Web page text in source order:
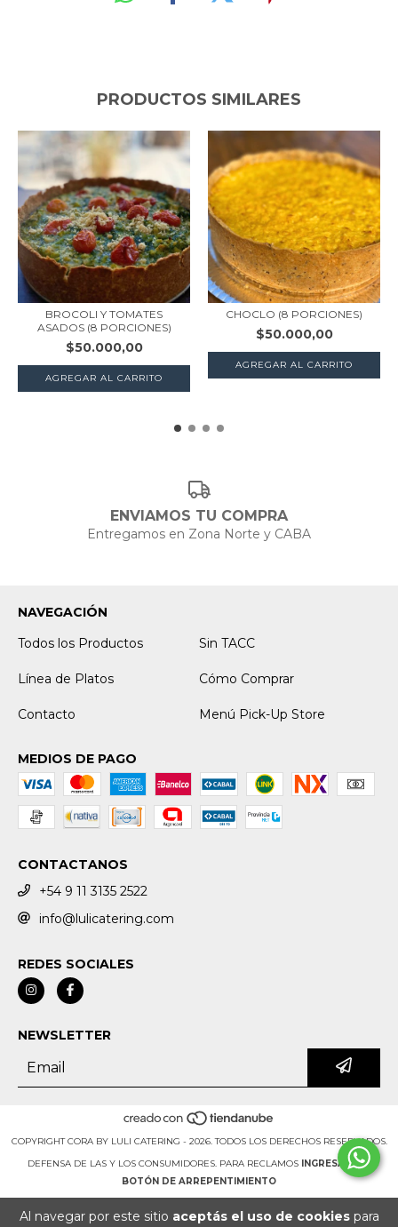
Al navegar por este sitio aceptás el uso de cookiespara
PRODUCTOS SIMILARES
BROCOLI Y TOMATES
ASADOS (8 PORCIONES)
$50.000,00
AGREGAR AL CARRITO
CHOCLO (8 PORCIONES)
$50.000,00
AGREGAR AL CARRITO
ENVIAMOS TU COMPRA
Entregamos en Zona Norte y CABA
NAVEGACIÓN
Todos los Productos
Sin TACC
Línea de Platos Cómo Comprar
Contacto Menú Pick-Up Store
MEDIOS DE PAGO
CONTACTANOS
+54 9 11 3135 2522
info@lulicatering.com
REDES SOCIALES
NEWSLETTER
COPYRIGHT CORA BY LULI CATERING - 2026. TODOS LOS DERECHOS RESERVADOS.
DEFENSA DE LAS Y LOS CONSUMIDORES. PARA RECLAMOS
INGRESÁ ACÁ.
BOTÓN DE ARREPENTIMIENTO